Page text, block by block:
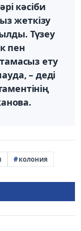
кәсіби
жеткізу
Түзеу
пен
ету
– деді
колония